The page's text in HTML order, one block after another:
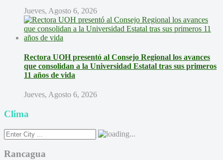
Jueves, Agosto 6, 2026
Rectora UOH presentó al Consejo Regional los avances
que consolidan a la Universidad Estatal tras sus primeros
11 años de vida
Jueves, Agosto 6, 2026
Clima
Rancagua